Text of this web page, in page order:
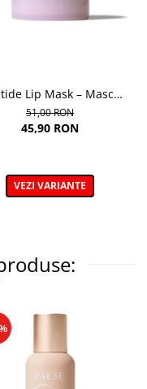
Lip Mask – Masca
cu peptide, Nuanta
Raspberry - 10g
51,00 RON
45,90 RON
VEZI VARIANTE